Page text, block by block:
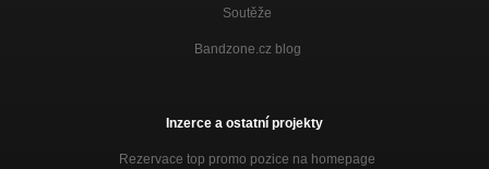
Soutěže
Bandzone.cz blog
Inzerce a ostatní projekty
Rezervace top promo pozice na homepage